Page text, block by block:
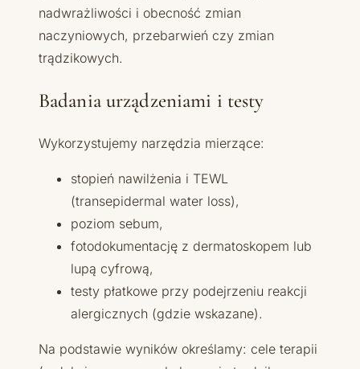
nadwrażliwości i obecność zmian
naczyniowych, przebarwień czy zmian
trądzikowych.
Badania urządzeniami i testy
Wykorzystujemy narzędzia mierzące:
stopień nawilżenia i TEWL
(transepidermal water loss),
poziom sebum,
fotodokumentację z dermatoskopem lub
lupą cyfrową,
testy płatkowe przy podejrzeniu reakcji
alergicznych (gdzie wskazane).
Na podstawie wyników określamy: cele terapii